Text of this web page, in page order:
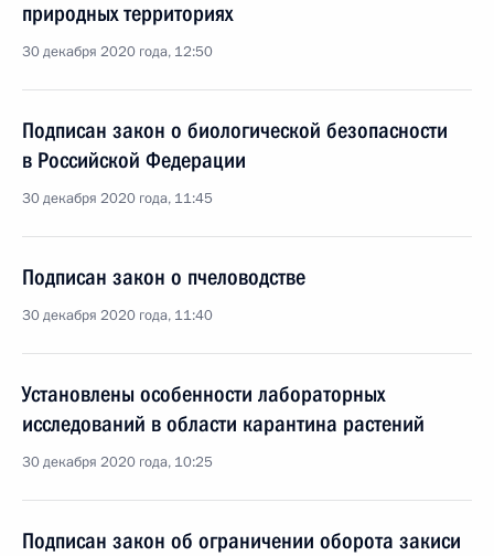
природных территориях
30 декабря 2020 года, 12:50
Подписан закон о биологической безопасности
в Российской Федерации
30 декабря 2020 года, 11:45
Подписан закон о пчеловодстве
30 декабря 2020 года, 11:40
Установлены особенности лабораторных
исследований в области карантина растений
30 декабря 2020 года, 10:25
Подписан закон об ограничении оборота закиси